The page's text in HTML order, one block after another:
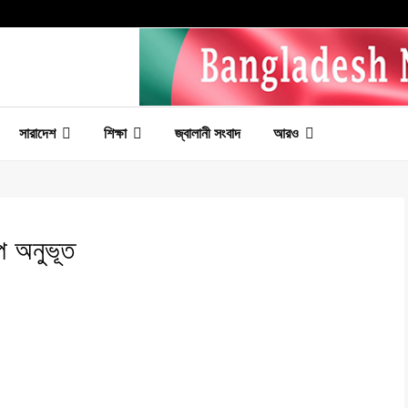
সারাদেশ শিক্ষা জ্বালানী সংবাদ আরও
অনুভূত